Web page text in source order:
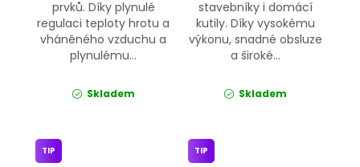
prvků. Díky plynulé
regulaci teploty hrotu a
vháněného vzduchu a
plynulému...
Skladem
stavebníky i domácí
kutily. Díky vysokému
výkonu, snadné obsluze
a široké...
Skladem
TIP TIP